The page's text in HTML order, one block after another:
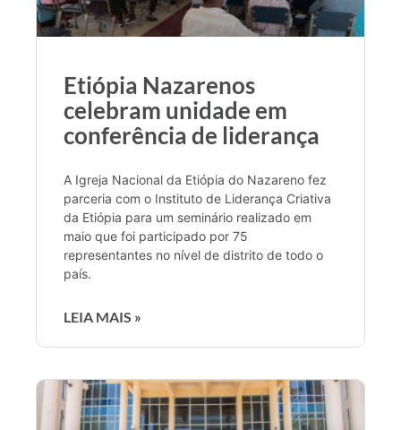
Etiópia Nazarenos
celebram unidade em
conferência de liderança
A Igreja Nacional da Etiópia do Nazareno fez
parceria com o Instituto de Liderança Criativa
da Etiópia para um seminário realizado em
maio que foi participado por 75
representantes no nível de distrito de todo o
país.
LEIA MAIS »